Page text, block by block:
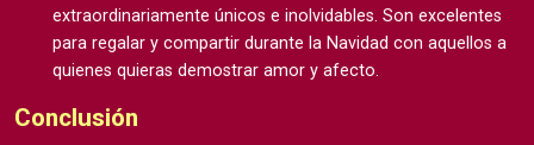
extraordinariamente únicos e inolvidables. Son excelentes
para regalar y compartir durante la Navidad con aquellos a
quienes quieras demostrar amor y afecto.
Conclusión